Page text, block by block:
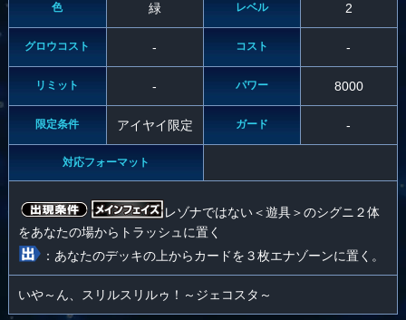
色 緑 レベル 2
グロウコスト - コスト -
リミット - パワー 8000
限定条件 アイヤイ限定 ガード -
対応フォーマット
レゾナではない＜遊具＞のシグニ２体
をあなたの場からトラッシュに置く
：あなたのデッキの上からカードを３枚エナゾーンに置く。
いや～ん、スリルスリルゥ！～ジェコスタ～